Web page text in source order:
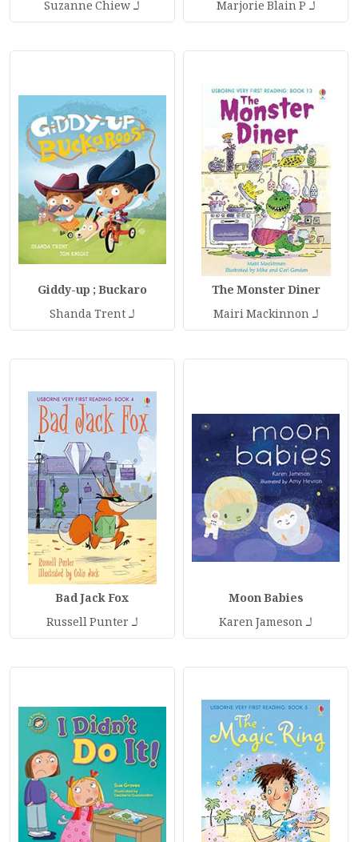
لـ Marjorie Blain P لـSuzanne Chiew
The Monster Diner
لـMairi Mackinnon
Giddy-up ; Buckaro
لـShanda Trent
Moon Babies
لـKaren Jameson
Bad Jack Fox
لـ Russell Punter